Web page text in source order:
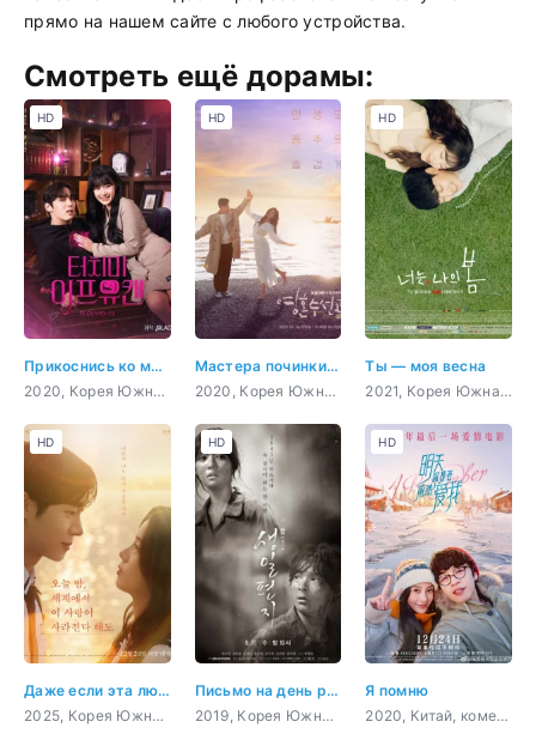
прямо на нашем сайте с любого устройства.
Смотреть ещё дорамы:
Прикоснись ко мне, если сможешь
2020, Корея Южная, романтика, фэнтези
HD
Мастера починки душ
2020, Корея Южная, комедия, романтика, драма, медицина
HD
Ты — моя весна
2021, Корея Южная, триллер, мистика, комедия, романтика
HD
Даже если эта любовь исчезнет сегодня ночью
2025, Корея Южная, романтика, повседневность, молодость, мелодрама
HD
Письмо на день рождения
2019, Корея Южная, история, романтика, драма, война
HD
Я помню
2020, Китай, комедия, романтика, драма
HD